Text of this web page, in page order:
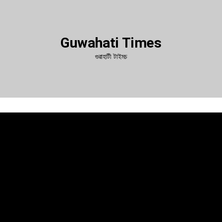
Guwahati Times
গুৱাহাটী টাইমচ